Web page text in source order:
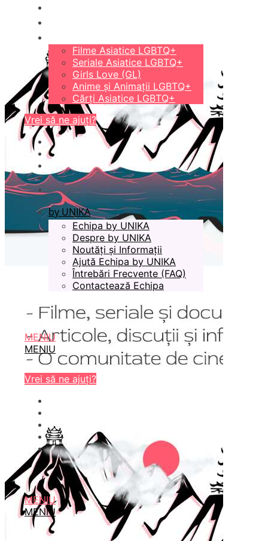
Filme Asiatice LGBTQ+
Seriale Asiatice LGBTQ+
Girls Love (GL)
Anime și Animații LGBTQ+
Cărți Asiatice LGBTQ+
Vrei să ne ajuți?
by UNIKA
Echipa by UNIKA
Despre by UNIKA
Noutăți și Informații
Ajută Echipa by UNIKA
Întrebări Frecvente (FAQ)
Contactează Echipa
MENIU
MENIU
Vrei să ne ajuți?
MENIU
MENIU